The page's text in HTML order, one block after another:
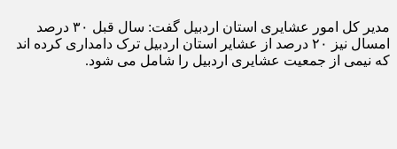
مدیر کل امور عشایری استان اردبیل گفت: سال قبل ۳۰ درصد
امسال نیز ۲۰ درصد از عشایر استان اردبیل ترک دامداری کرده اند
که نیمی از جمعیت عشایری اردبیل را شامل می شود.